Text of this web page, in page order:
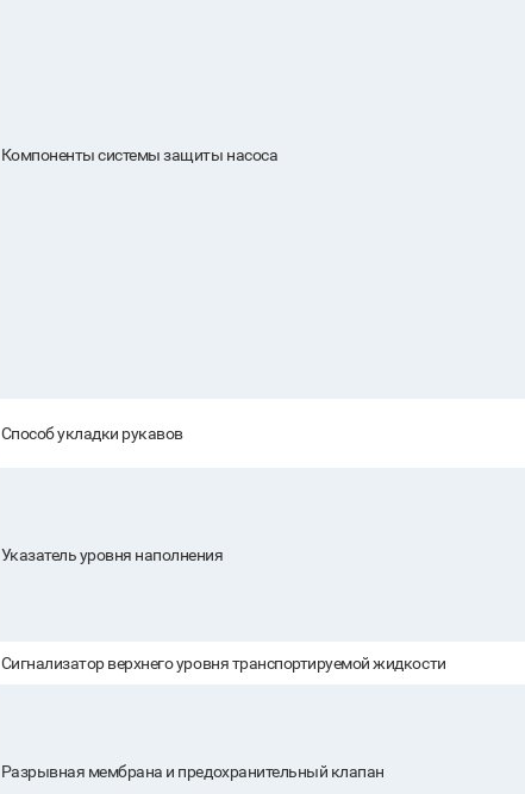
Компоненты системы защиты насоса
Способ укладки рукавов
Указатель уровня наполнения
Сигнализатор верхнего уровня транспортируемой жидкости
Разрывная мембрана и предохранительный клапан